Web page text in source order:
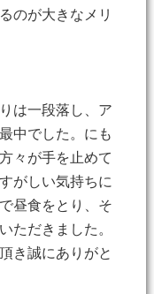
のが大きなメリ
は一段落し、ア
中でした。にも
々が手を止めて
がしい気持ちに
昼食をとり、そ
ただきました。
き誠にありがと